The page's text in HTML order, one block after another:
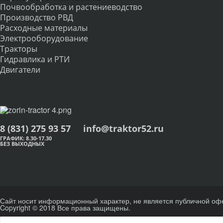
Почвообработка и растениеводство
Производство РВД
Расходные материалы
Электрооборудование
Тракторы
Гидравлика и РТИ
Двигатели
8 (831) 275 93 57 info@traktor52.ru
ГРАФИК: 8.30-17.30
БЕЗ ВЫХОДНЫХ
Сайт носит информационный характер, не является публичной
Copyright © 2018 Все права защищены.